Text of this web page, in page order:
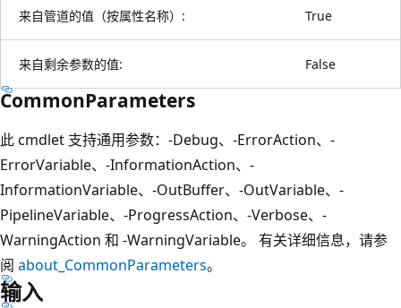
来自管道的值（按属性名称）: True
来自剩余参数的值: False
CommonParameters
此 cmdlet 支持通用参数：-Debug、-ErrorAction、-
ErrorVariable、-InformationAction、-
InformationVariable、-OutBuffer、-OutVariable、-
PipelineVariable、-ProgressAction、-Verbose、-
WarningAction 和 -WarningVariable。 有关详细信息，请参
阅 about_CommonParameters。
输入